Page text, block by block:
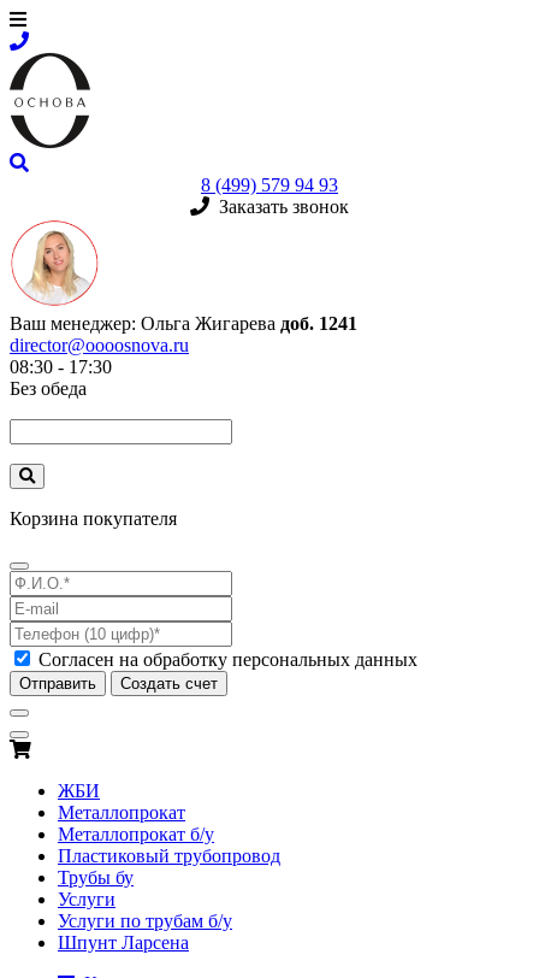
8 (499) 579 94 93
Заказать звонок
Ваш менеджер: Ольга Жигарева доб. 1241
director@oooosnova.ru
08:30 - 17:30
Без обеда
Корзина покупателя
Согласен на обработку персональных данных
Отправить Создать счет
ЖБИ
Металлопрокат
Металлопрокат б/у
Пластиковый трубопровод
Трубы бу
Услуги
Услуги по трубам б/у
Шпунт Ларсена